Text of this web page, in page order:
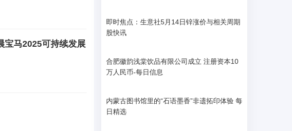
宝马2025可持续发展
即时焦点：生意社5月14日锌涨价与相关周期
股快讯
合肥徽韵浅棠饮品有限公司成立 注册资本10
万人民币-每日信息
内蒙古图书馆里的“石语墨香”非遗拓印体验 每
日精选